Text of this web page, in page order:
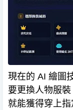
現在的 AI 繪圖
要更換人物服
就能獲得穿上